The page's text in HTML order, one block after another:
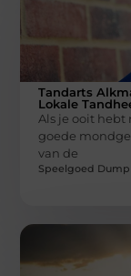
Tandarts
Lokale
Als je ooit hebt
goede
van de
Speelgoed Dump